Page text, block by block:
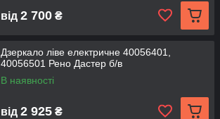
від 2 700 ₴
Дзеркало ліве електричне 40056401,
40056501 Рено Дастер б/в
В наявності
від 2 925 ₴